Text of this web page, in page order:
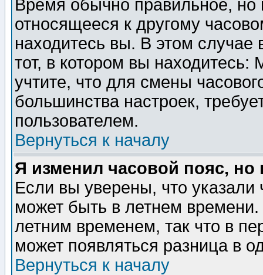
Время обычно правильное,
относящееся к другому
находитесь вы. В этом
тот, в котором вы
учтите, что для смены
большинства настроек,
пользователем.
Вернуться к началу
Я изменил часовой пояс,
Если вы уверены, что указали
может быть в летнем
летним временем, так что в
может появляться разница в
Вернуться к началу